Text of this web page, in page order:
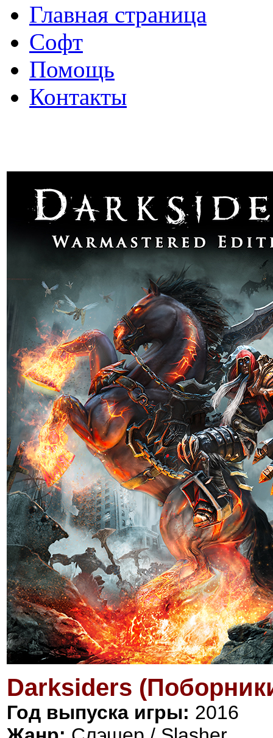
Главная страница
Софт
Помощь
Контакты
Darksiders
Год выпуска игры: 2016